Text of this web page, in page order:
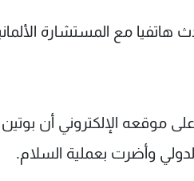
مع المستشارة
موقعه الإلكتروني أن بوتين
وأضرت بعملية السلام.